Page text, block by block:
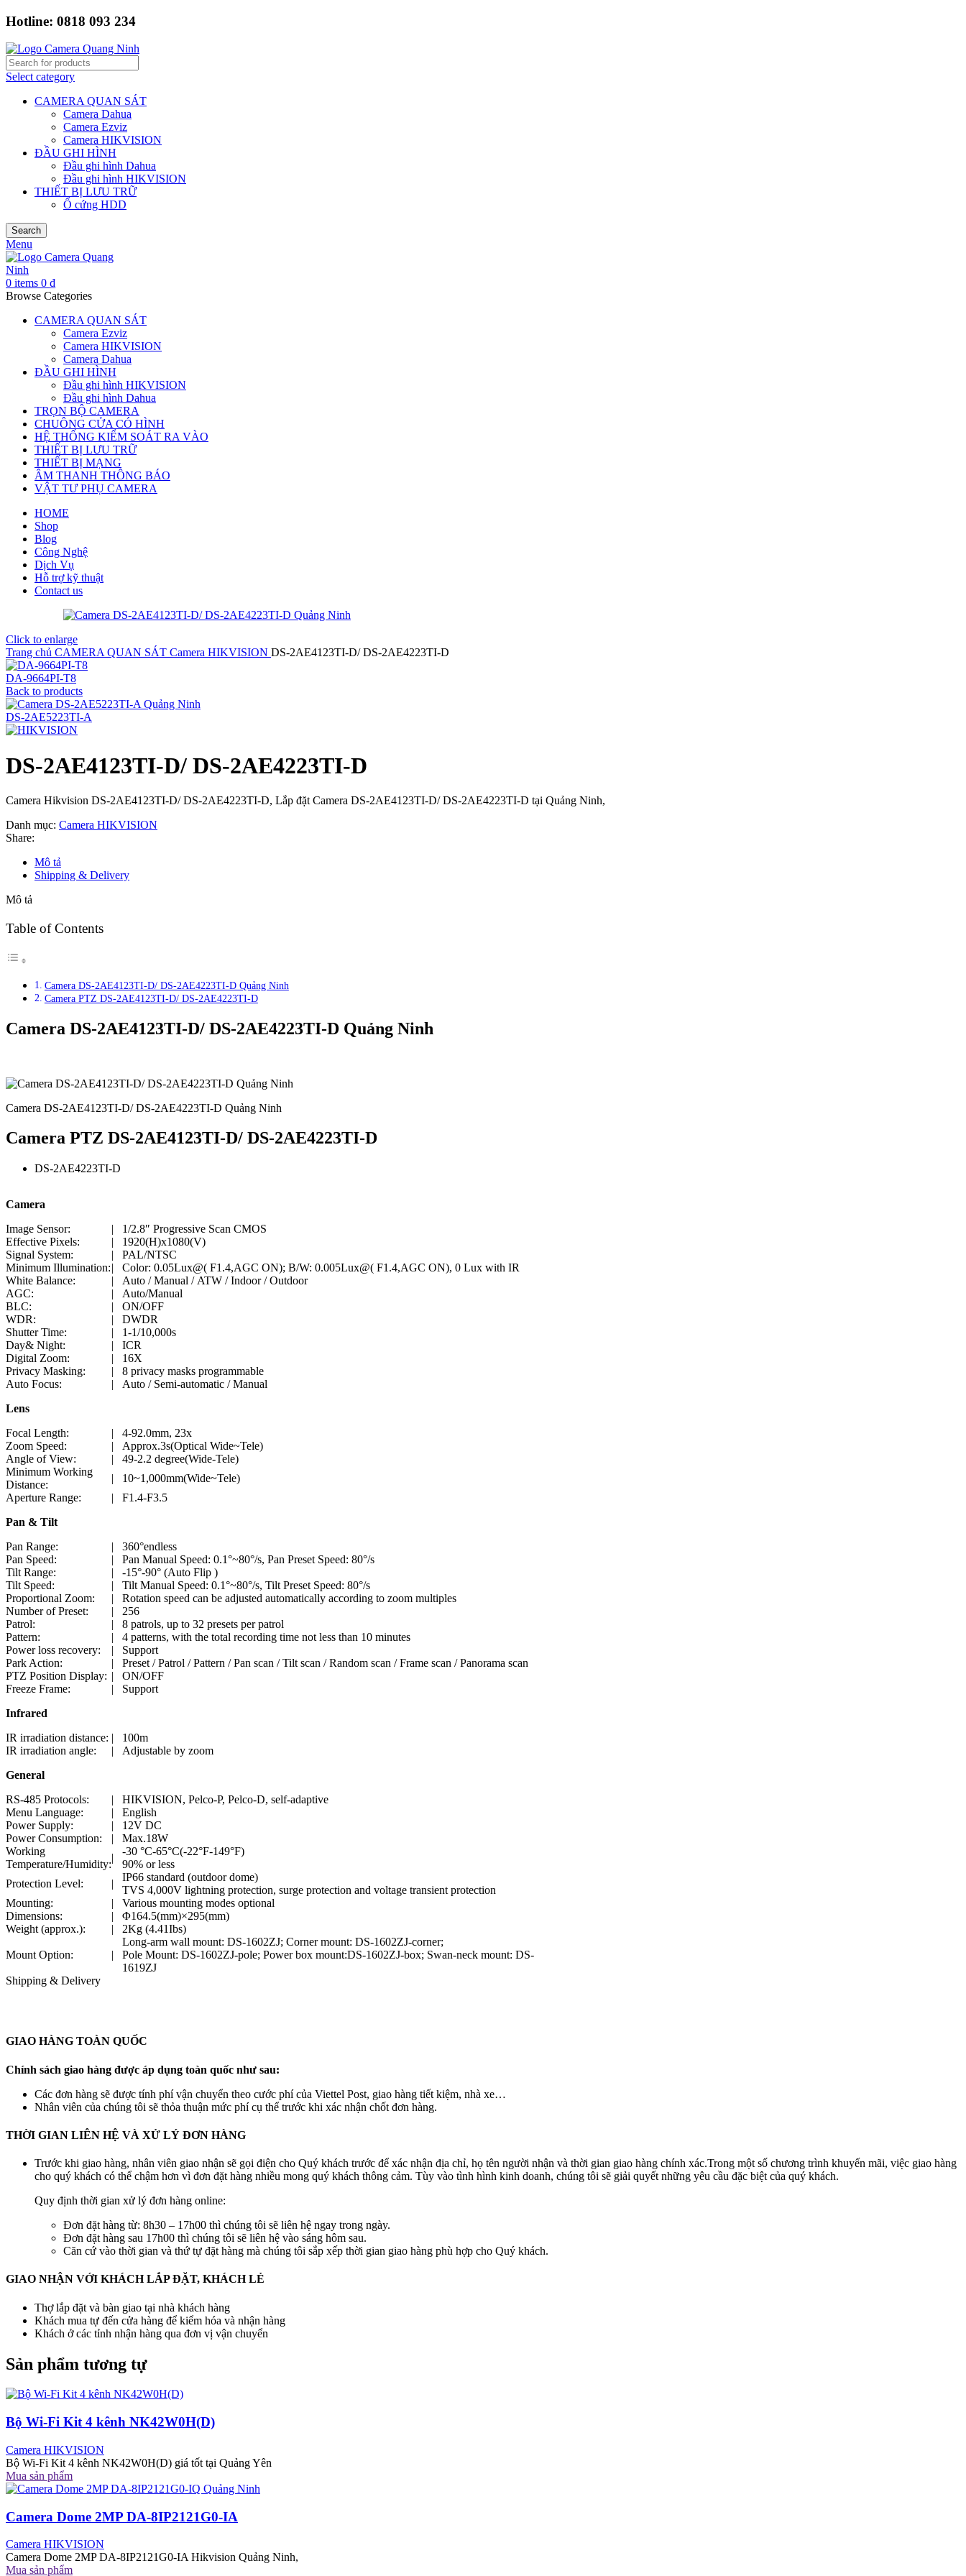
Hotline: 0818 093 234
Select category
CAMERA QUAN SÁT
Camera Dahua
Camera Ezviz
Camera HIKVISION
ĐẦU GHI HÌNH
Đầu ghi hình Dahua
Đầu ghi hình HIKVISION
THIẾT BỊ LƯU TRỮ
Ổ cứng HDD
Search
Menu
0 items 0 ₫
Browse Categories
CAMERA QUAN SÁT
Camera Ezviz
Camera HIKVISION
Camera Dahua
ĐẦU GHI HÌNH
Đầu ghi hình HIKVISION
Đầu ghi hình Dahua
TRỌN BỘ CAMERA
CHUÔNG CỬA CÓ HÌNH
HỆ THỐNG KIỂM SOÁT RA VÀO
THIẾT BỊ LƯU TRỮ
THIẾT BỊ MẠNG
ÂM THANH THÔNG BÁO
VẬT TƯ PHỤ CAMERA
HOME
Shop
Blog
Công Nghệ
Dịch Vụ
Hỗ trợ kỹ thuật
Contact us
Click to enlarge
Trang chủ CAMERA QUAN SÁT Camera HIKVISION DS-2AE4123TI-D/ DS-2AE4223TI-D
DA-9664PI-T8
Back to products
DS-2AE5223TI-A
DS-2AE4123TI-D/ DS-2AE4223TI-D
Camera Hikvision DS-2AE4123TI-D/ DS-2AE4223TI-D, Lắp đặt Camera DS-2AE4123TI-D/ DS-2AE4223TI-D tại Quảng Ninh,
Danh mục: Camera HIKVISION
Share:
Mô tả
Shipping & Delivery
Mô tả
Table of Contents
Camera DS-2AE4123TI-D/ DS-2AE4223TI-D Quảng Ninh
Camera PTZ DS-2AE4123TI-D/ DS-2AE4223TI-D
Camera DS-2AE4123TI-D/ DS-2AE4223TI-D Quảng Ninh
Camera DS-2AE4123TI-D/ DS-2AE4223TI-D Quảng Ninh
Camera PTZ DS-2AE4123TI-D/ DS-2AE4223TI-D
DS-2AE4223TI-D
Camera
Image Sensor:
|
1/2.8″ Progressive Scan CMOS
Effective Pixels:
|
1920(H)x1080(V)
Signal System:
|
PAL/NTSC
Minimum Illumination:|
Color: 0.05Lux@( F1.4,AGC ON); B/W: 0.005Lux@( F1.4,AGC ON), 0 Lux with IR
White Balance:
|
Auto / Manual / ATW / Indoor / Outdoor
AGC:
|
Auto/Manual
BLC:
|
ON/OFF
WDR:
|
DWDR
Shutter Time:
|
1-1/10,000s
Day& Night:
|
ICR
Digital Zoom:
|
16X
Privacy Masking:
|
8 privacy masks programmable
Auto Focus:
|
Auto / Semi-automatic / Manual
Lens
Focal Length:
|
4-92.0mm, 23x
Zoom Speed:
|
Approx.3s(Optical Wide~Tele)
Angle of View:
|
49-2.2 degree(Wide-Tele)
Minimum Working
Distance:
|
10~1,000mm(Wide~Tele)
Aperture Range:
|
F1.4-F3.5
Pan & Tilt
Pan Range:
|
360°endless
Pan Speed:
|
Pan Manual Speed: 0.1°~80°/s, Pan Preset Speed: 80°/s
Tilt Range:
|
-15°-90° (Auto Flip )
Tilt Speed:
|
Tilt Manual Speed: 0.1°~80°/s, Tilt Preset Speed: 80°/s
Proportional Zoom:
|
Rotation speed can be adjusted automatically according to zoom multiples
Number of Preset:
|
256
Patrol:
|
8 patrols, up to 32 presets per patrol
Pattern:
|
4 patterns, with the total recording time not less than 10 minutes
Power loss recovery:
|
Support
Park Action:
|
Preset / Patrol / Pattern / Pan scan / Tilt scan / Random scan / Frame scan / Panorama scan
PTZ Position Display: |
ON/OFF
Freeze Frame:
|
Support
Infrared
IR irradiation distance: |
100m
IR irradiation angle:
|
Adjustable by zoom
General
RS-485 Protocols:
|
HIKVISION, Pelco-P, Pelco-D, self-adaptive
Menu Language:
|
English
Power Supply:
|
12V DC
Power Consumption:
|
Max.18W
Working
Temperature/Humidity:
|
-30 °C-65°C(-22°F-149°F)
90% or less
Protection Level:
|
IP66 standard (outdoor dome)
TVS 4,000V lightning protection, surge protection and voltage transient protection
Mounting:
|
Various mounting modes optional
Dimensions:
|
Φ164.5(mm)×295(mm)
Weight (approx.):
| 2Kg (4.41Ibs)
Mount Option: |
Long-arm wall mount: DS-1602ZJ; Corner mount: DS-1602ZJ-corner;
Pole Mount: DS-1602ZJ-pole; Power box mount:DS-1602ZJ-box; Swan-neck mount: DS-
1619ZJ
Shipping & Delivery
GIAO HÀNG TOÀN QUỐC
Chính sách giao hàng được áp dụng toàn quốc như sau:
Các đơn hàng sẽ được tính phí vận chuyển theo cước phí của Viettel Post, giao hàng tiết kiệm, nhà xe…
Nhân viên của chúng tôi sẽ thỏa thuận mức phí cụ thể trước khi xác nhận chốt đơn hàng.
THỜI GIAN LIÊN HỆ VÀ XỬ LÝ ĐƠN HÀNG
Trước khi giao hàng, nhân viên giao nhận sẽ gọi điện cho Quý khách trước để xác nhận địa chỉ, họ tên người nhận và thời gian giao hàng chính xác.Trong một số chương trình khuyến mãi, việc giao hàng
cho quý khách có thể chậm hơn vì đơn đặt hàng nhiều mong quý khách thông cảm. Tùy vào tình hình kinh doanh, chúng tôi sẽ giải quyết những yêu cầu đặc biệt của quý khách.
Quy định thời gian xử lý đơn hàng online:
Đơn đặt hàng từ: 8h30 – 17h00 thì chúng tôi sẽ liên hệ ngay trong ngày.
Đơn đặt hàng sau 17h00 thì chúng tôi sẽ liên hệ vào sáng hôm sau.
Căn cứ vào thời gian và thứ tự đặt hàng mà chúng tôi sắp xếp thời gian giao hàng phù hợp cho Quý khách.
GIAO NHẬN VỚI KHÁCH LẮP ĐẶT, KHÁCH LẺ
Thợ lắp đặt và bàn giao tại nhà khách hàng
Khách mua tự đến cửa hàng để kiểm hóa và nhận hàng
Khách ở các tỉnh nhận hàng qua đơn vị vận chuyển
Sản phẩm tương tự
Bộ Wi-Fi Kit 4 kênh NK42W0H(D)
Camera HIKVISION
Bộ Wi-Fi Kit 4 kênh NK42W0H(D) giá tốt tại Quảng Yên
Mua sản phẩm
Camera Dome 2MP DA-8IP2121G0-IA
Camera HIKVISION
Camera Dome 2MP DA-8IP2121G0-IA Hikvision Quảng Ninh,
Mua sản phẩm